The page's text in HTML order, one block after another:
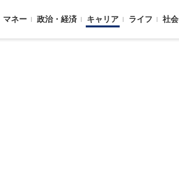
マネー 政治・経済 キャリア ライフ 社会